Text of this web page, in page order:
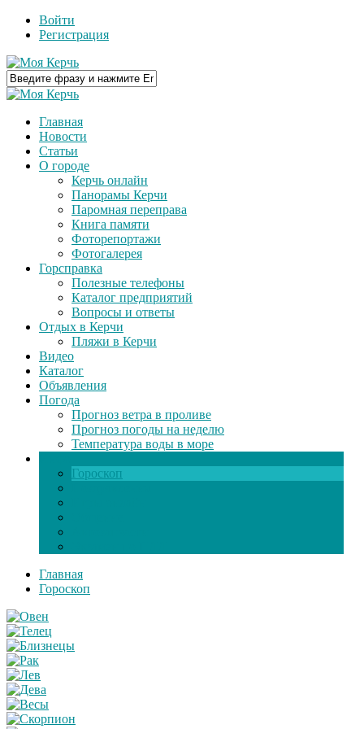
Войти
Регистрация
Главная
Новости
Статьи
О городе
Керчь онлайн
Панорамы Керчи
Паромная переправа
Книга памяти
Фоторепортажи
Фотогалерея
Горсправка
Полезные телефоны
Каталог предприятий
Вопросы и ответы
Отдых в Керчи
Пляжи в Керчи
Видео
Каталог
Объявления
Погода
Прогноз ветра в проливе
Прогноз погоды на неделю
Температура воды в море
Гороскоп
Главная
Гороскоп